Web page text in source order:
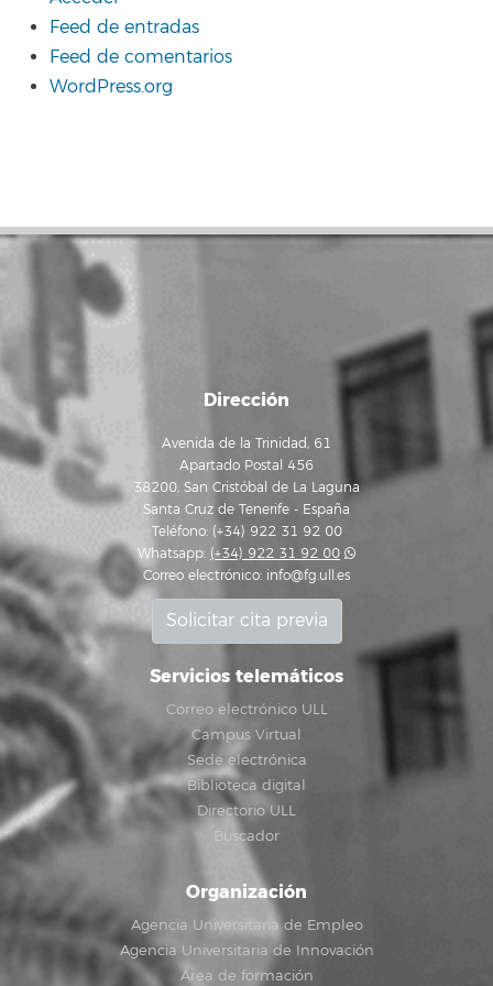
Feed de entradas
Feed de comentarios
WordPress.org
Dirección
Avenida de la Trinidad, 61
Apartado Postal 456
38200, San Cristóbal de La Laguna
Santa Cruz de Tenerife - España
Teléfono: (+34) 922 31 92 00
Whatsapp: (+34) 922 31 92 00
Correo electrónico: info@fg.ull.es
Solicitar cita previa
Servicios telemáticos
Correo electrónico ULL
Campus Virtual
Sede electrónica
Biblioteca digital
Directorio ULL
Buscador
Organización
Agencia Universitaria de Empleo
Agencia Universitaria de Innovación
Área de formación